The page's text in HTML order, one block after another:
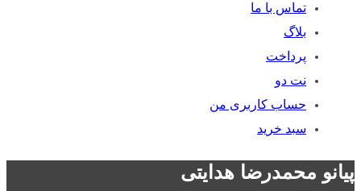
تماس با ما
بلاگ
پرداخت
نت دو
حساب کاربری من
سبد خرید
پیانو محمدرضا هدایتی